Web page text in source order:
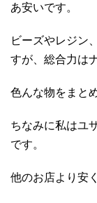
あ安いです。
ビーズやレジン
すが、総合力は
色んな物をまと
ちなみに私はユ
です。
他のお店より安